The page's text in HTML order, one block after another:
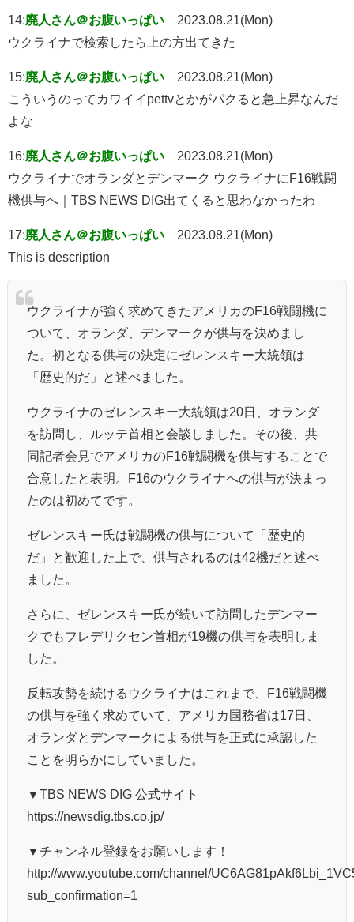
14:廃人さん＠お腹いっぱい
2023.08.21(Mon)
ウクライナで検索したら上の方出てきた
15:廃人さん＠お腹いっぱい
2023.08.21(Mon)
こういうのってカワイイpettvとかがパクると急上昇なんだ
よな
16:廃人さん＠お腹いっぱい
2023.08.21(Mon)
ウクライナでオランダとデンマーク ウクライナにF16戦闘
機供与へ｜TBS NEWS DIG出てくると思わなかったわ
17:廃人さん＠お腹いっぱい
2023.08.21(Mon)
This is description
ウクライナが強く求めてきたアメリカのF16戦闘機に
ついて、オランダ、デンマークが供与を決めまし
た。初となる供与の決定にゼレンスキー大統領は
「歴史的だ」と述べました。
ウクライナのゼレンスキー大統領は20日、オランダ
を訪問し、ルッテ首相と会談しました。その後、共
同記者会見でアメリカのF16戦闘機を供与することで
合意したと表明。F16のウクライナへの供与が決まっ
たのは初めてです。
ゼレンスキー氏は戦闘機の供与について「歴史的
だ」と歓迎した上で、供与されるのは42機だと述べ
ました。
さらに、ゼレンスキー氏が続いて訪問したデンマー
クでもフレデリクセン首相が19機の供与を表明しま
した。
反転攻勢を続けるウクライナはこれまで、F16戦闘機
の供与を強く求めていて、アメリカ国務省は17日、
オランダとデンマークによる供与を正式に承認した
ことを明らかにしていました。
▼TBS NEWS DIG 公式サイト
https://newsdig.tbs.co.jp/
▼チャンネル登録をお願いします！
http://www.youtube.com/channel/
sub_confirmation=1